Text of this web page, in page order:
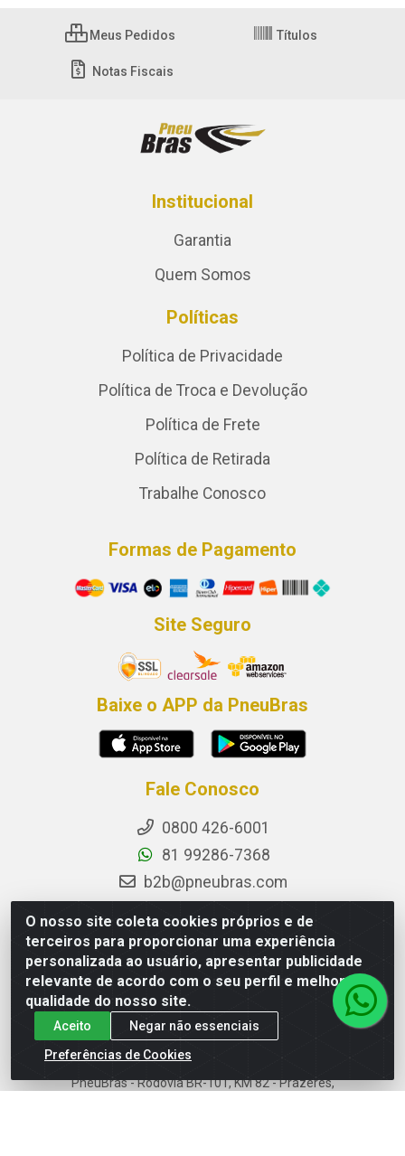
O nosso site coleta cookies próprios e de
terceiros para proporcionar uma experiência
personalizada ao usuário, apresentar publicidade
relevante de acordo com o seu perfil e melhorar a
qualidade do nosso site.
Aceito
Negar não essenciais
Preferências de Cookies
Meus Pedidos Títulos
Notas Fiscais
Institucional
Garantia
Quem Somos
Políticas
Política de Privacidade
Política de Troca e Devolução
Política de Frete
Política de Retirada
Trabalhe Conosco
Formas de Pagamento
Site Seguro
Baixe o APP da PneuBras
Fale Conosco
0800 426-6001
81 99286-7368
b2b@pneubras.com
Instagram
Facebook
Privacidade e Dados (DPO):
dpo.pneubras@pneubras.com
PneuBras - Rodovia BR-101, KM 82 - Prazeres,